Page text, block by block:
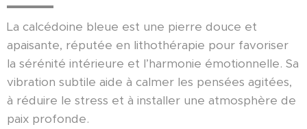
La calcédoine bleue est une pierre douce et
apaisante, réputée en lithothérapie pour favoriser
la sérénité intérieure et l’harmonie émotionnelle. Sa
vibration subtile aide à calmer les pensées agitées,
à réduire le stress et à installer une atmosphère de
paix profonde.